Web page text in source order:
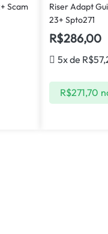
Scam
Riser Adapt
23+ Spto271
R$286,00
5x de R$
R$271,70